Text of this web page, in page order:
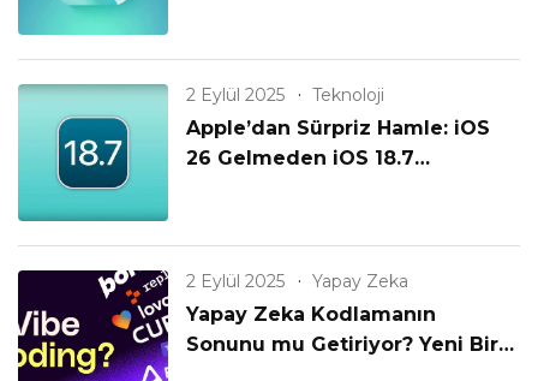
2 Eylül 2025 Teknoloji
Apple’dan Sürpriz Hamle: iOS
26 Gelmeden iOS 18.7
2 Eylül 2025 Yapay Zeka
Yapay Zeka Kodlamanın
Sonunu mu Getiriyor? Yeni Bir